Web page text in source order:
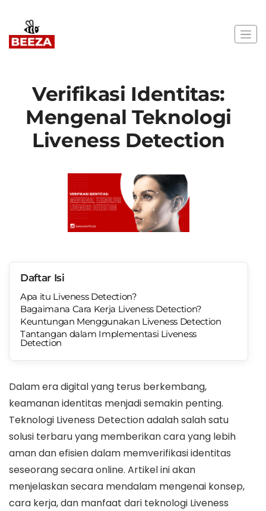
Verifikasi Identitas:
Mengenal Teknologi
Liveness Detection
Daftar Isi
Apa itu Liveness Detection?
Bagaimana Cara Kerja Liveness Detection?
Keuntungan Menggunakan Liveness Detection
Tantangan dalam Implementasi Liveness
Detection
Dalam era digital yang terus berkembang,
keamanan identitas menjadi semakin penting.
Teknologi Liveness Detection adalah salah satu
solusi terbaru yang memberikan cara yang lebih
aman dan efisien dalam memverifikasi identitas
seseorang secara online. Artikel ini akan
menjelaskan secara mendalam mengenai konsep,
cara kerja, dan manfaat dari teknologi Liveness